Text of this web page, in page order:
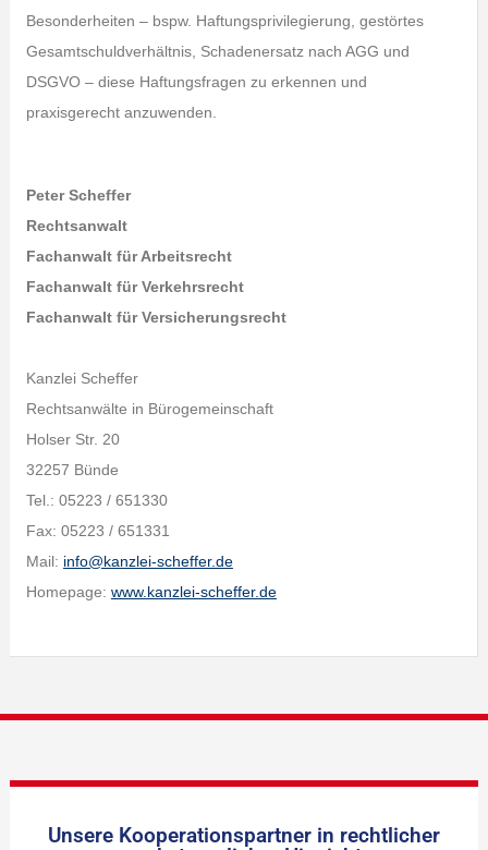
Besonderheiten – bspw. Haftungsprivilegierung, gestörtes
Gesamtschuldverhältnis, Schadenersatz nach AGG und
DSGVO – diese Haftungsfragen zu erkennen und
praxisgerecht anzuwenden.
Peter Scheffer
Rechtsanwalt
Fachanwalt für Arbeitsrecht
Fachanwalt für Verkehrsrecht
Fachanwalt für Versicherungsrecht
Kanzlei Scheffer
Rechtsanwälte in Bürogemeinschaft
Holser Str. 20
32257 Bünde
Tel.: 05223 / 651330
Fax: 05223 / 651331
Mail: info@kanzlei-scheffer.de
Homepage: www.kanzlei-scheffer.de
Unsere Kooperationspartner in rechtlicher